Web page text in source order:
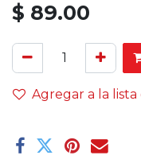
$ 89.00
Agregar a la lista